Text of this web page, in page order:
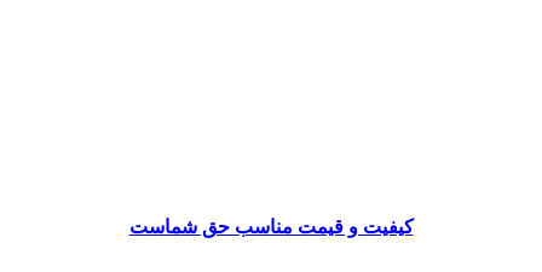
کیفیت و قیمت مناسب حق شماست